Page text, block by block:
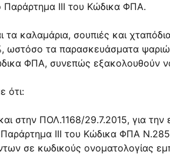
Παράρτημα ΙΙΙ του Κώδικα ΦΠΑ.
τα καλαμάρια, σουπιές και
ωστόσο τα παρασκευάσματα
ΦΠΑ, συνεπώς εξακολουθούν
ότι:
στην ΠΟΛ.1168/29.7.2015, για
Παράρτημα ΙΙΙ του Κώδικα ΦΠΑ
σε κωδικούς ονοματολογίας